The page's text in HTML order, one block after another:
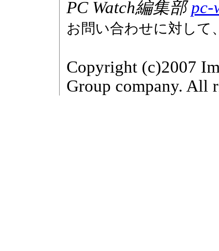
PC Watch編集部pc-
お問い合わせに対して
Copyright (c)2007
Group company. All